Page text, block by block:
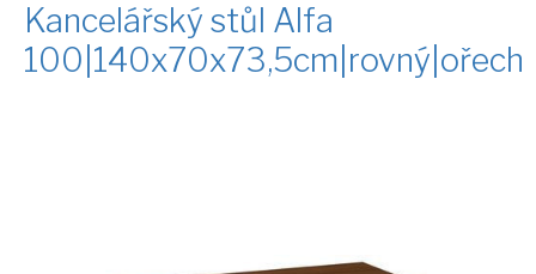
Kancelářský stůl Alfa
100|140x70x73,5cm|rovný|ořech